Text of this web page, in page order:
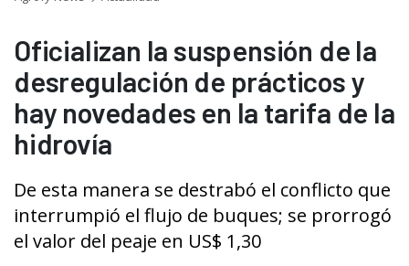
Oficializan la suspensión de la
desregulación de prácticos y
hay novedades en la tarifa de la
hidrovía
De esta manera se destrabó el conflicto que
interrumpió el flujo de buques; se prorrogó
el valor del peaje en US$ 1,30